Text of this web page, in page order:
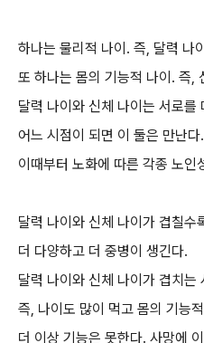
하나는 물리적 나이. 즉, 달력 나
또 하나는 몸의 기능적 나이. 즉,
달력 나이와 신체 나이는 서로를
어느 시점이 되면 이 둘은 만난다.
이때부터 노화에 따른 각종 노인
달력 나이와 신체 나이가 겹칠수
더 다양하고 더 중병이 생긴다.
달력 나이와 신체 나이가 겹치는
즉, 나이도 많이 먹고 몸의 기능
더 이상 기능은 못한다. 사망에